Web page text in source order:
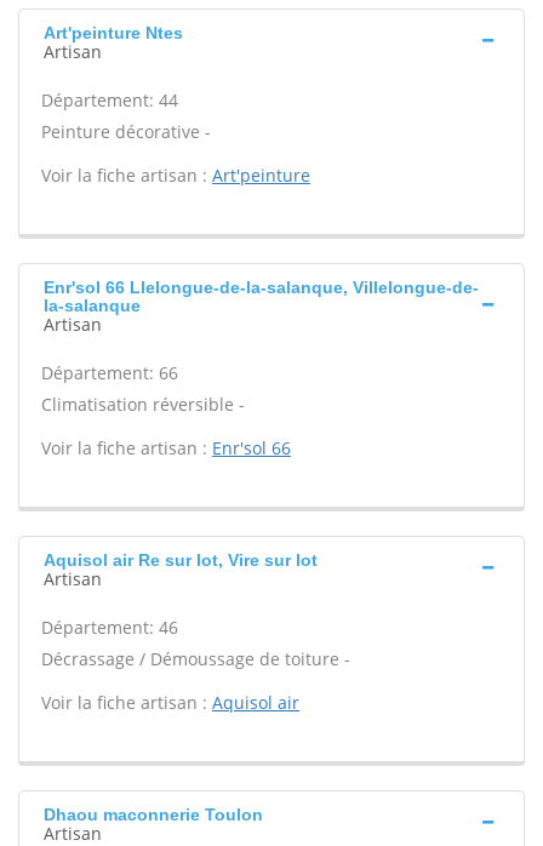
Art'peinture Ntes
Artisan
Département: 44
Peinture décorative -
Voir la fiche artisan : Art'peinture
Enr'sol 66 Llelongue-de-la-salanque, Villelongue-de-
la-salanque
Artisan
Département: 66
Climatisation réversible -
Voir la fiche artisan : Enr'sol 66
Aquisol air Re sur lot, Vire sur lot
Artisan
Département: 46
Décrassage / Démoussage de toiture -
Voir la fiche artisan : Aquisol air
Dhaou maconnerie Toulon
Artisan